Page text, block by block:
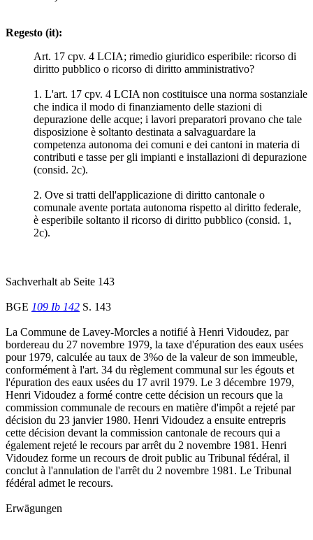
Regesto (it):
Art. 17 cpv. 4 LCIA; rimedio giuridico esperibile: ricorso di
diritto pubblico o ricorso di diritto amministrativo?
1. L'art. 17 cpv. 4 LCIA non costituisce una norma sostanziale
che indica il modo di finanziamento delle stazioni di
depurazione delle acque; i lavori preparatori provano che tale
disposizione è soltanto destinata a salvaguardare la
competenza autonoma dei comuni e dei cantoni in materia di
contributi e tasse per gli impianti e installazioni di depurazione
(consid. 2c).
2. Ove si tratti dell'applicazione di diritto cantonale o
comunale avente portata autonoma rispetto al diritto federale,
è esperibile soltanto il ricorso di diritto pubblico (consid. 1,
2c).
Sachverhalt ab Seite 143
BGE 109 Ib 142 S. 143
La Commune de Lavey-Morcles a notifié à Henri Vidoudez, par
bordereau du 27 novembre 1979, la taxe d'épuration des eaux usées
pour 1979, calculée au taux de 3%o de la valeur de son immeuble,
conformément à l'art. 34 du règlement communal sur les égouts et
l'épuration des eaux usées du 17 avril 1979. Le 3 décembre 1979,
Henri Vidoudez a formé contre cette décision un recours que la
commission communale de recours en matière d'impôt a rejeté par
décision du 23 janvier 1980. Henri Vidoudez a ensuite entrepris
cette décision devant la commission cantonale de recours qui a
également rejeté le recours par arrêt du 2 novembre 1981. Henri
Vidoudez forme un recours de droit public au Tribunal fédéral, il
conclut à l'annulation de l'arrêt du 2 novembre 1981. Le Tribunal
fédéral admet le recours.
Erwägungen